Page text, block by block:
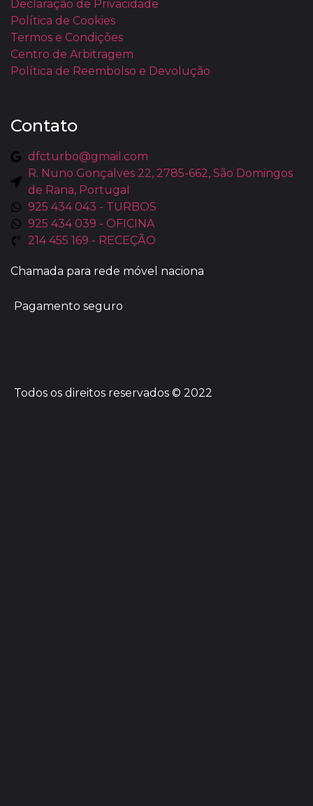
Declaração de Privacidade
Política de Cookies
Termos e Condições
Centro de Arbitragem
Política de Reembolso e Devolução
Contato
dfcturbo@gmail.com
R. Nuno Gonçalves 22, 2785-662, São Domingos
de Rana, Portugal
925 434 043 - TURBOS
925 434 039 - OFICINA
214 455 169 - RECEÇÃO
Chamada para rede móvel naciona
Pagamento seguro
Todos os direitos reservados © 2022